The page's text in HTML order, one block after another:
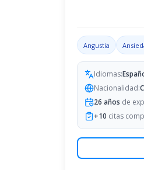
Angustia
Idiomas:
Nacionalidad:
26 años de
+10 citas